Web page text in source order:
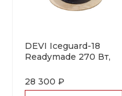
DEVI Iceguard-18
Readymade 270 Вт,
саморегулирующийся
греющий кабель
28 300 ₽